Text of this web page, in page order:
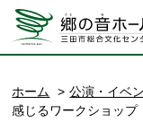
ホーム 公演・イベ
感じるワークショップ